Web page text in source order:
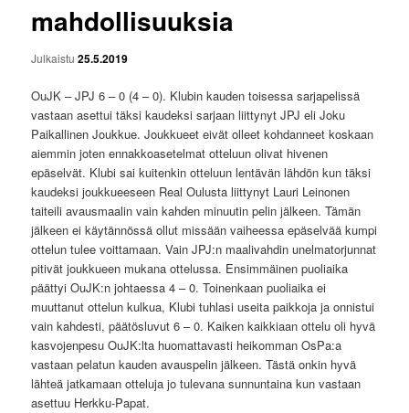
mahdollisuuksia
Julkaistu25.5.2019
OuJK – JPJ 6 – 0 (4 – 0). Klubin kauden toisessa sarjapelissä
vastaan asettui täksi kaudeksi sarjaan liittynyt JPJ eli Joku
Paikallinen Joukkue. Joukkueet eivät olleet kohdanneet koskaan
aiemmin joten ennakkoasetelmat otteluun olivat hivenen
epäselvät. Klubi sai kuitenkin otteluun lentävän lähdön kun täksi
kaudeksi joukkueeseen Real Oulusta liittynyt Lauri Leinonen
taiteili avausmaalin vain kahden minuutin pelin jälkeen. Tämän
jälkeen ei käytännössä ollut missään vaiheessa epäselvää kumpi
ottelun tulee voittamaan. Vain JPJ:n maalivahdin unelmatorjunnat
pitivät joukkueen mukana ottelussa. Ensimmäinen puoliaika
päättyi OuJK:n johtaessa 4 – 0. Toinenkaan puoliaika ei
muuttanut ottelun kulkua, Klubi tuhlasi useita paikkoja ja onnistui
vain kahdesti, päätösluvut 6 – 0. Kaiken kaikkiaan ottelu oli hyvä
kasvojenpesu OuJK:lta huomattavasti heikomman OsPa:a
vastaan pelatun kauden avauspelin jälkeen. Tästä onkin hyvä
lähteä jatkamaan otteluja jo tulevana sunnuntaina kun vastaan
asettuu Herkku-Papat.